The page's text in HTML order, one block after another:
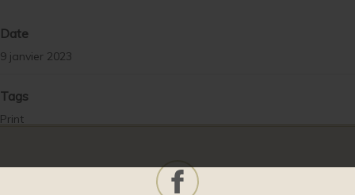
Date
9 janvier 2023
Tags
Print